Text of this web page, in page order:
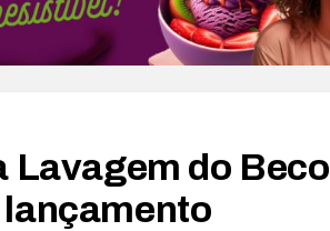
Lavagem do Beco